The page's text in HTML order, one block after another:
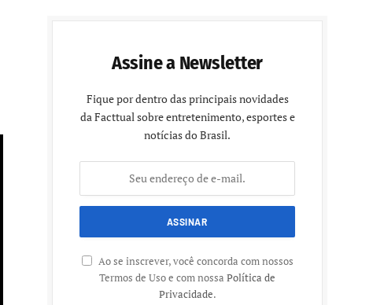
Assine a Newsletter
Fique por dentro das principais novidades
da Facttual sobre entretenimento, esportes e
notícias do Brasil.
Ao se inscrever, você concorda com nossos
Termos de Uso e com nossa Política de
Privacidade.